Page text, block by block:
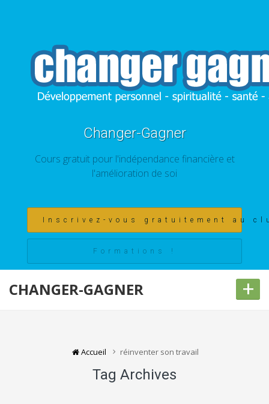
Changer-Gagner
Cours gratuit pour l'indépendance financière et
l'amélioration de soi
Inscrivez-vous gratuitement au
Formations !
CHANGER-GAGNER +
Accueil réinventer son travail
Tag Archives